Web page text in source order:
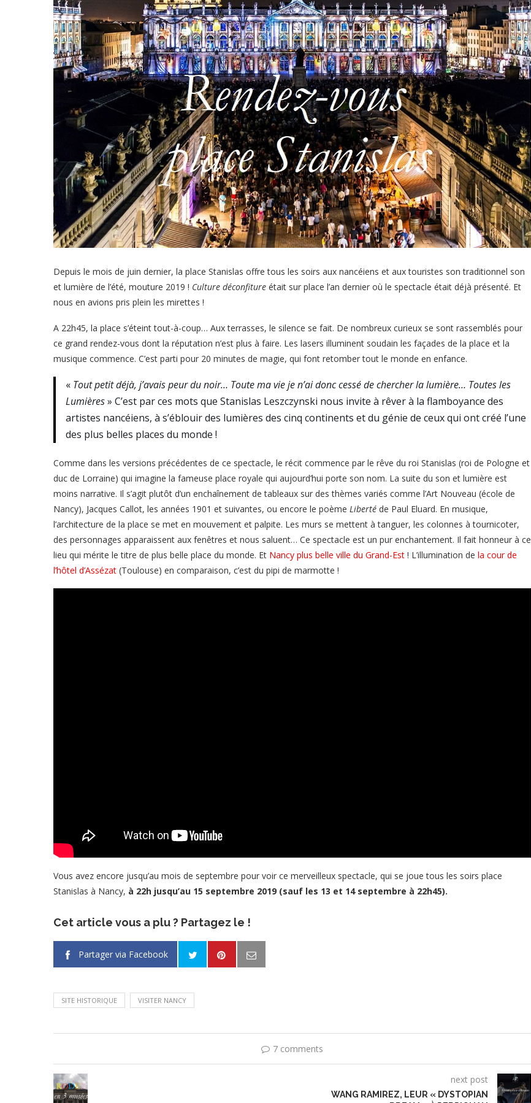
Depuis le mois de juin dernier, la place Stanislas offre tous les soirs aux nancéiens et aux touristes son traditionnel son
et lumière de l’été, mouture 2019 ! Culture déconfiture était sur place l’an dernier où le spectacle était déjà présenté. Et
nous en avions pris plein les mirettes !
A 22h45, la place s’éteint tout-à-coup… Aux terrasses, le silence se fait. De nombreux curieux se sont rassemblés pour
ce grand rendez-vous dont la réputation n’est plus à faire. Les lasers illuminent soudain les façades de la place et la
musique commence. C’est parti pour 20 minutes de magie, qui font retomber tout le monde en enfance.
« Tout petit déjà, j’avais peur du noir… Toute ma vie je n’ai donc cessé de chercher la lumière… Toutes les
Lumières» C’est par ces mots que Stanislas Leszczynski nous invite à rêver à la flamboyance des
artistes nancéiens, à s’éblouir des lumières des cinq continents et du génie de ceux qui ont créé l’une
des plus belles places du monde !
Comme dans les versions précédentes de ce spectacle, le récit commence par le rêve du roi Stanislas (roi de Pologne et
duc de Lorraine) qui imagine la fameuse place royale qui aujourd’hui porte son nom. La suite du son et lumière est
moins narrative. Il s’agit plutôt d’un enchaînement de tableaux sur des thèmes variés comme l’Art Nouveau (école de
Nancy), Jacques Callot, les années 1901 et suivantes, ou encore le poème Liberté de Paul Eluard. En musique,
l’architecture de la place se met en mouvement et palpite. Les murs se mettent à tanguer, les colonnes à tournicoter,
des personnages apparaissent aux fenêtres et nous saluent… Ce spectacle est un pur enchantement. Il fait honneur à ce
lieu qui mérite le titre de plus belle place du monde. Et Nancy plus belle ville du Grand-Est ! L’illumination de la cour de
l’hôtel d’Assézat (Toulouse) en comparaison, c’est du pipi de marmotte !
Vous avez encore jusqu’au mois de septembre pour voir ce merveilleux spectacle, qui se joue tous les soirs place
Stanislas à Nancy, à 22h jusqu’au 15 septembre 2019 (sauf les 13 et 14 septembre à 22h45).
Cet article vous a plu ? Partagez le !
Partager via Facebook
SITE HISTORIQUE VISITER NANCY
7 comments
next post
WANG RAMIREZ, LEUR « DYSTOPIAN